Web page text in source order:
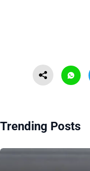
Trending Posts